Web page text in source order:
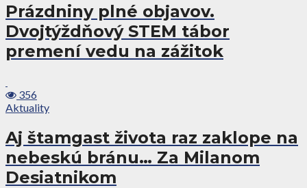
Prázdniny plné objavov.
Dvojtýždňový STEM tábor
premení vedu na zážitok
356
Aktuality
Aj štamgast života raz zaklope na
nebeskú bránu… Za Milanom
Desiatnikom